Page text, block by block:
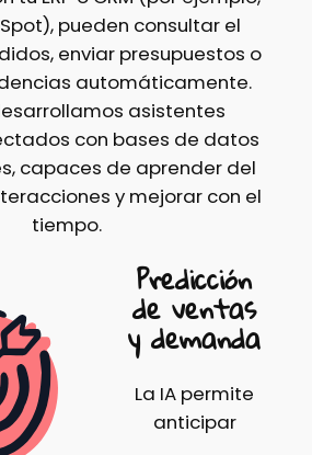
pueden consultar el
enviar presupuestos o
automáticamente.
asistentes
con bases de datos
capaces de aprender del
y mejorar con el
tiempo.
Predicción
de ventas
y demanda
La IA permite
anticipar